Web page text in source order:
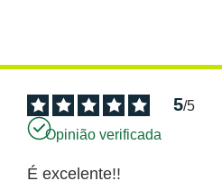
5/5
Opinião verificada
É excelente!!